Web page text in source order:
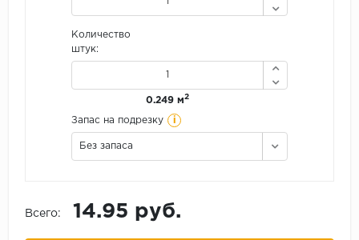
Количество
штук:
0.249 м2
Запас на подрезку i
Без запаса
Всего: 14.95 руб.